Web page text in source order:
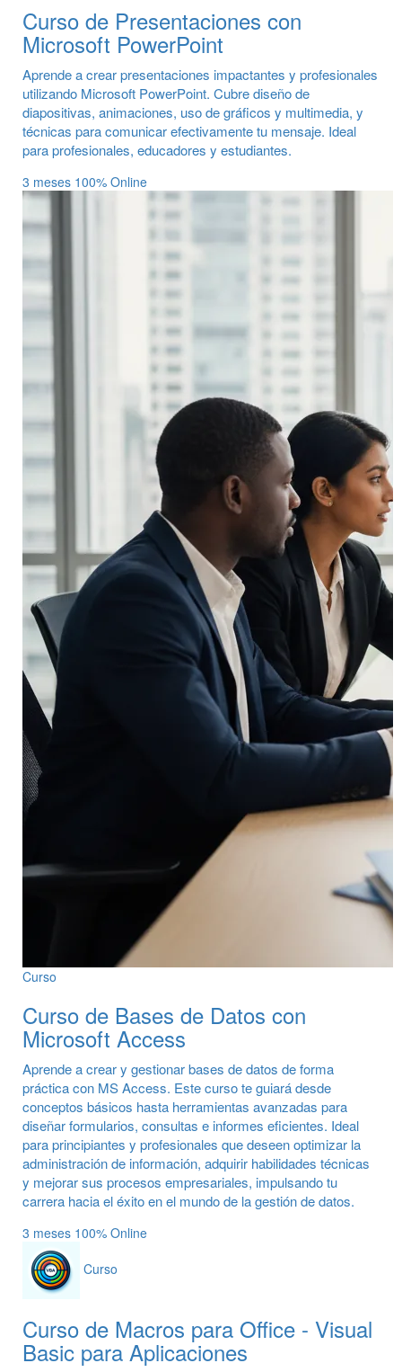
Curso de Presentaciones con
Microsoft PowerPoint
Aprende a crear presentaciones impactantes y profesionales
utilizando Microsoft PowerPoint. Cubre diseño de
diapositivas, animaciones, uso de gráficos y multimedia, y
técnicas para comunicar efectivamente tu mensaje. Ideal
para profesionales, educadores y estudiantes.
3 meses 100% Online
Curso
Curso de Bases de Datos con
Microsoft Access
Aprende a crear y gestionar bases de datos de forma
práctica con MS Access. Este curso te guiará desde
conceptos básicos hasta herramientas avanzadas para
diseñar formularios, consultas e informes eficientes. Ideal
para principiantes y profesionales que deseen optimizar la
administración de información, adquirir habilidades técnicas
y mejorar sus procesos empresariales, impulsando tu
carrera hacia el éxito en el mundo de la gestión de datos.
3 meses 100% Online
Curso
Curso de Macros para Office - Visual
Basic para Aplicaciones